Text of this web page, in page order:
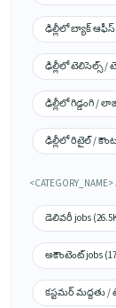
ఢిల్లీలో బ్యాక్ ఆఫీస్
ఢిల్లీలో టెలిసెల్స్ /
ఢిల్లీలో గిడ్డంగి /
ఢిల్లీలో రిటైల్ /
డెలివరీ jobs
అకౌంటెంట్ jobs
కస్టమర్ మద్దతు /